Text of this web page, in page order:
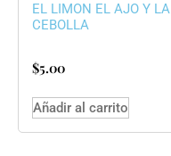
EL LIMON EL AJO Y LA
CEBOLLA
$5.00
Añadir al carrito